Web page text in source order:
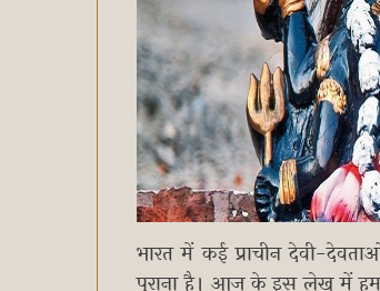
भारत में कई प्राचीन देवी-
पुराना है। आज के इस लेख में हम